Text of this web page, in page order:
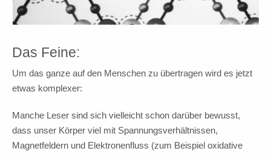
Das Feine:
Um das ganze auf den Menschen zu übertragen wird es jetzt
etwas komplexer:
Manche Leser sind sich vielleicht schon darüber bewusst,
dass unser Körper viel mit Spannungsverhältnissen,
Magnetfeldern und Elektronenfluss (zum Beispiel oxidative